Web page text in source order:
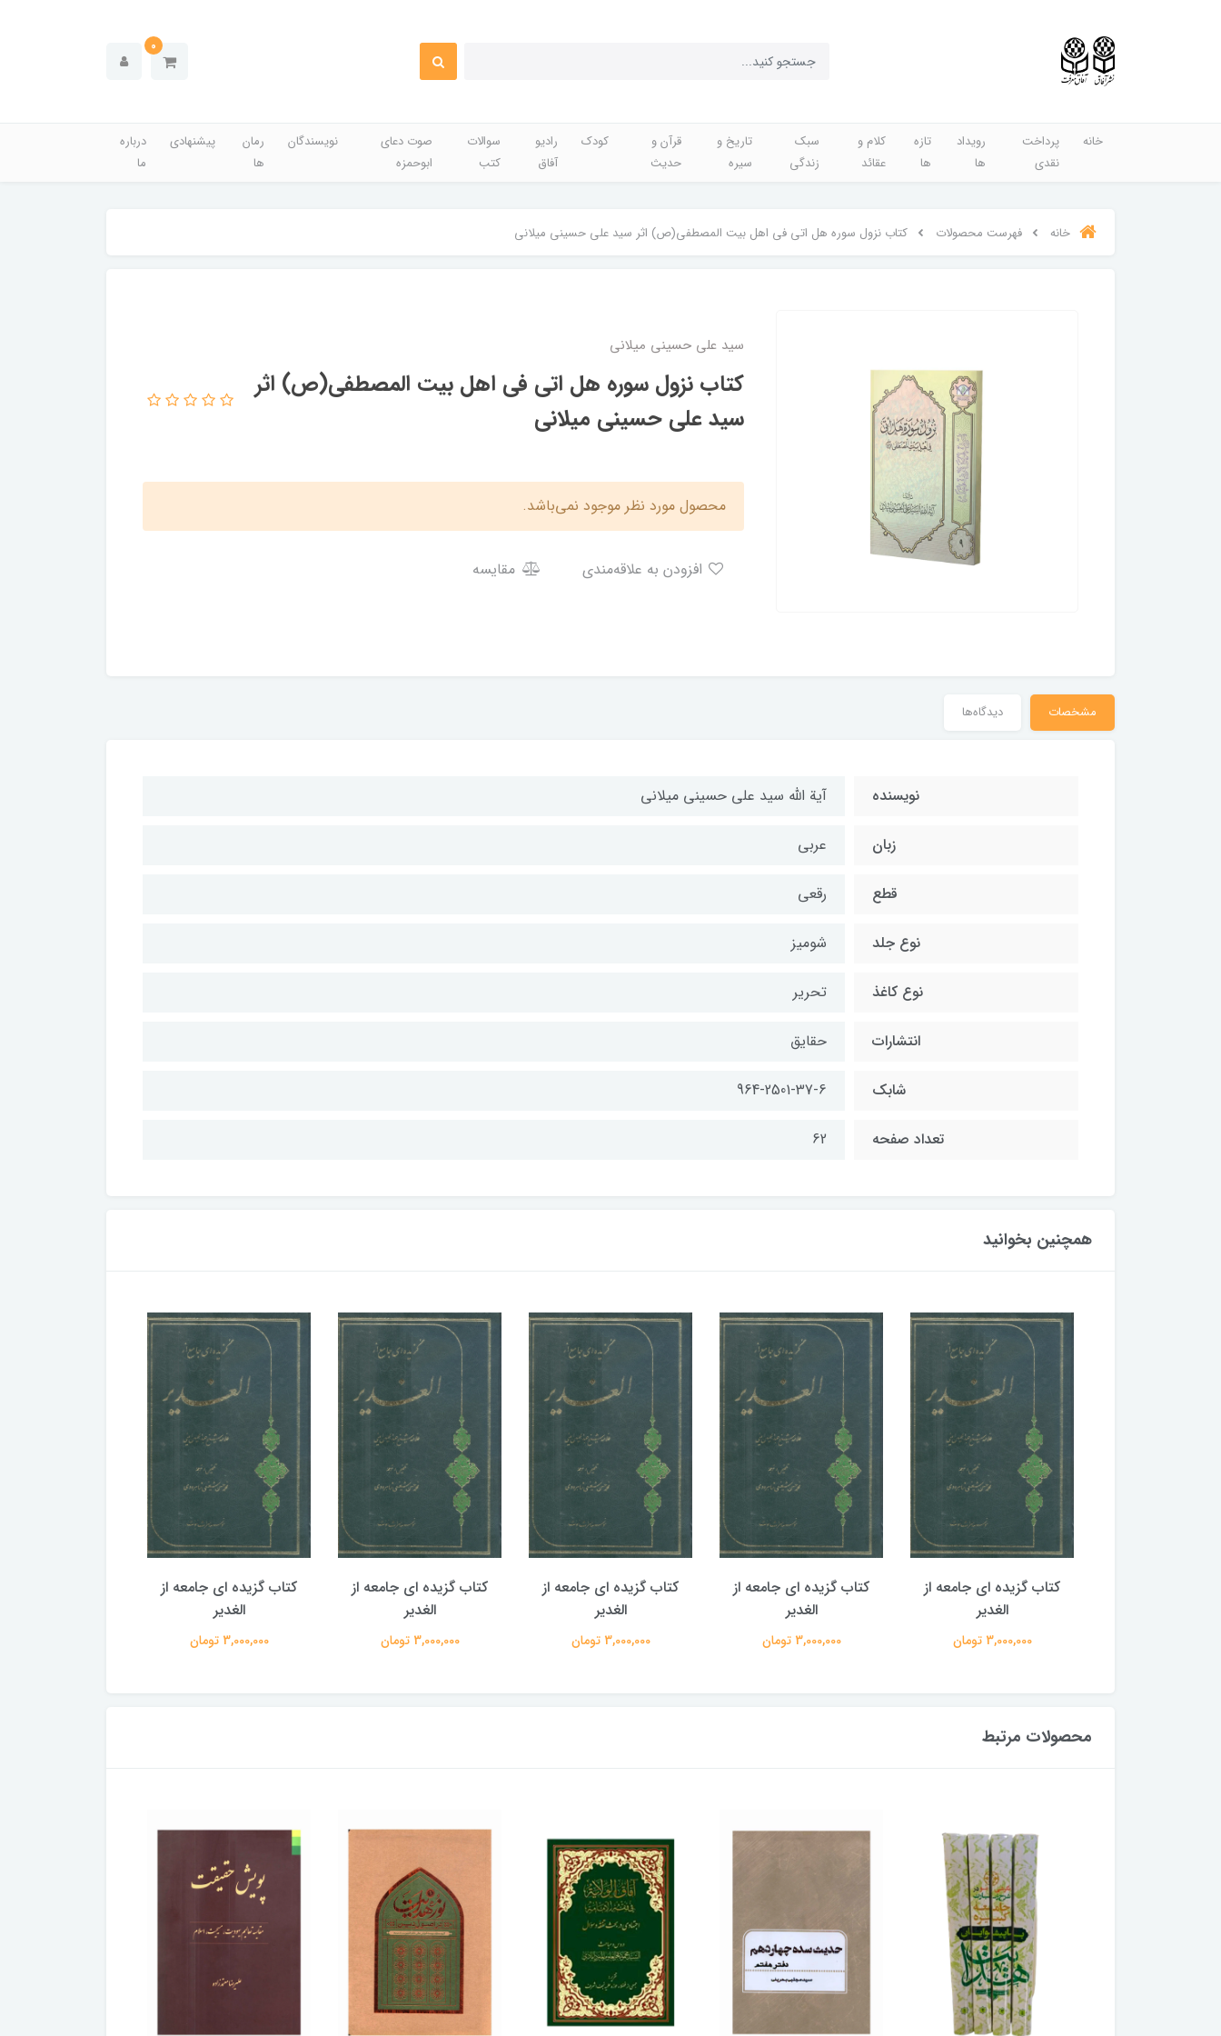
0
خانه
پرداخت
نقدی
رویداد
ها
تازه
ها
کلام و
عقائد
سبک
زندگی
تاریخ و
سیره
قرآن و
حدیث
کودک
رادیو
آفاق
سوالات
کتب
صوت دعای
ابوحمزه
نویسندگان
رمان
ها
پیشنهادی
درباره
ما
خانه فهرست محصولات کتاب نزول سوره هل اتی فی اهل بیت المصطفی(ص) اثر سید علی حسینی میلانی
سید علی حسینی میلانی
کتاب نزول سوره هل اتی فی اهل بیت المصطفی(ص) اثر
سید علی حسینی میلانی
محصول مورد نظر موجود نمی‌باشد.
مقایسه
مشخصات دیدگاه‌ها
نویسنده آیة الله سید علی حسینی میلانی
زبان عربی
قطع رقعی
نوع جلد شومیز
نوع کاغذ تحریر
انتشارات حقایق
شابك 964-2501-37-6
تعداد صفحه 62
همچنین بخوانید
کتاب گزیده ای جامعه از
الغدیر
3,000,000 تومان
کتاب گزیده ای جامعه از
الغدیر
3,000,000 تومان
کتاب گزیده ای جامعه از
الغدیر
3,000,000 تومان
کتاب گزیده ای جامعه از
الغدیر
3,000,000 تومان
کتاب گزیده ای جامعه از
الغدیر
3,000,000 تومان
محصولات مرتبط